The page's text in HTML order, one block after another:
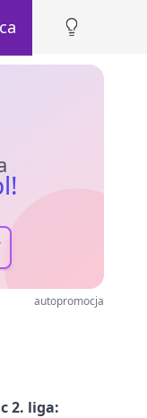
autopromocja
2. liga: